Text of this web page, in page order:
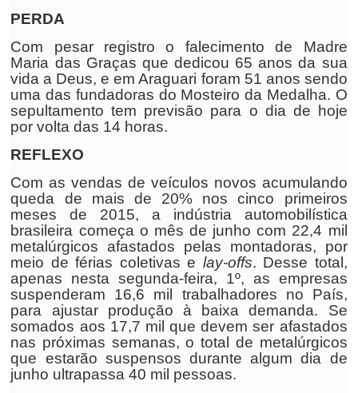
PERDA
Com pesar registro o falecimento de Madre
Maria das Graças que dedicou 65 anos da sua
vida a Deus, e em Araguari foram 51 anos sendo
uma das fundadoras do Mosteiro da Medalha. O
sepultamento tem previsão para o dia de hoje
por volta das 14 horas.
REFLEXO
Com as vendas de veículos novos acumulando
queda de mais de 20% nos cinco primeiros
meses de 2015, a indústria automobilística
brasileira começa o mês de junho com 22,4 mil
metalúrgicos afastados pelas montadoras, por
meio de férias coletivas e lay-offs. Desse total,
apenas nesta segunda-feira, 1º, as empresas
suspenderam 16,6 mil trabalhadores no País,
para ajustar produção à baixa demanda. Se
somados aos 17,7 mil que devem ser afastados
nas próximas semanas, o total de metalúrgicos
que estarão suspensos durante algum dia de
junho ultrapassa 40 mil pessoas.